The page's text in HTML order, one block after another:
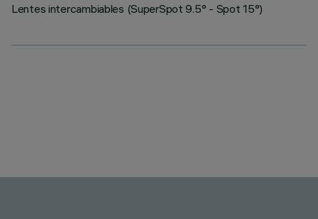
Lentes intercambiables (SuperSpot 9.5° - Spot 15°)